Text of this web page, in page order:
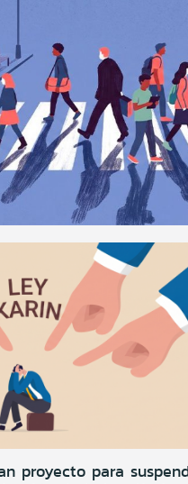
proyecto para